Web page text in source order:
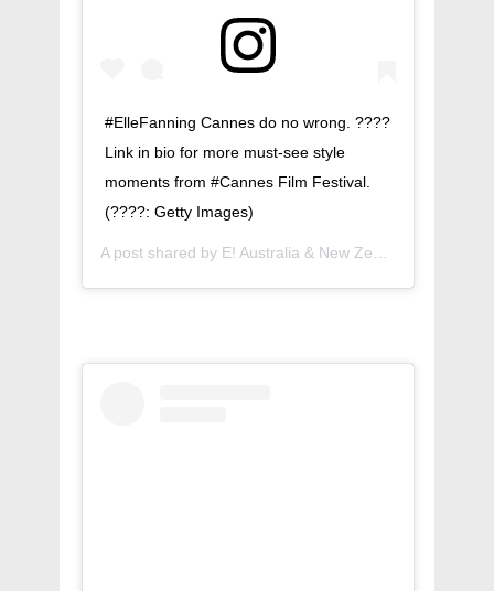
#ElleFanning Cannes do no wrong. ????
Link in bio for more must-see style
moments from #Cannes Film Festival.
(????: Getty Images)
A post shared by E! Australia & New Zealand